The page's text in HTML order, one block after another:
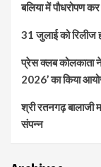
बलिया में पौधरोपण
31 जुलाई को रिलीज
प्रेस क्लब कोलकाता ने
2026’ का किया
श्री रतनगढ़ बालाजी
संपन्न